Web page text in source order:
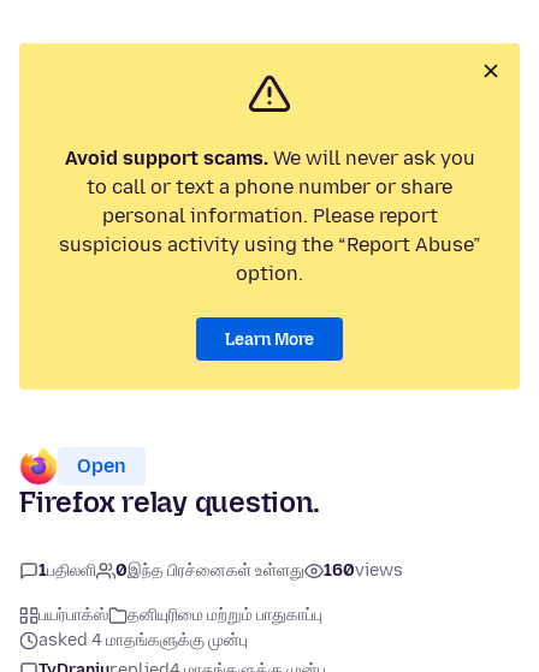
Avoid support scams.We will never ask you
to call or text a phone number or share
personal information. Please report
suspicious activity using the “Report Abuse”
option.
Learn More
Open
Firefox relay question.
1பதிலளி 0இந்த பிரச்னைகள் உள்ளது 160views
பயர்பாக்ஸ்
தனியுரிமை மற்றும் பாதுகாப்பு
asked 4 மாதங்களுக்கு முன்பு